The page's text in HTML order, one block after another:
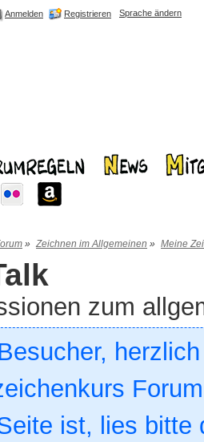
Anmelden Registrieren Sprache ändern
» Zeichnen im Allgemeinen » Meine
zum
ist, lies bitte